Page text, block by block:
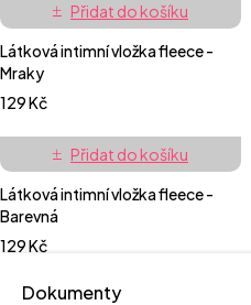
Přidat do košíku
Látková intimní vložka fleece -
Mraky
129Kč
Přidat do košíku
Látková intimní vložka fleece -
Barevná
129Kč
Dokumenty